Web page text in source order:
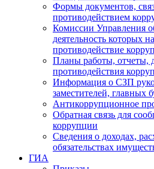
Формы документов,
противодействием
Комиссии Управления
деятельность которых
противодействие
Планы работы, отчеты,
противодействия
Информация о СЗП
заместителей, главных
Антикоррупционное
Обратная связь для
коррупции
Сведения о доходах,
обязательствах
ГИА